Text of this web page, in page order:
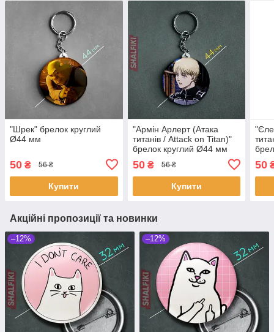
"Шрек" брелок круглий
Ø44 мм
50 ₴ 56 ₴
Купити
"Армін Арлерт (Атака
титанів / Attack on Titan)"
брелок круглий Ø44 мм
50₴ 56 ₴
Купити
50
Акційні пропозиції та новинки
–12% –12%